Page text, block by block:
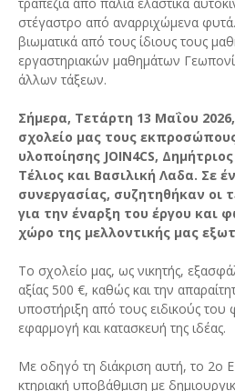
στέγαστρο από αναρριχώμενα
βιωματικά από τους ίδιους τους
εργαστηριακών μαθημάτων
άλλων τάξεων.
Σήμερα, Τετάρτη 13 Μαΐου
σχολείο μας τους
υλοποίησης JOIN4CS,
Τέλιος και Βασιλική Λαδα. Σε
συνεργασίας, συζητηθήκαν οι
για την έναρξη του έργου και
χώρο της μελλοντικής μας
Το σχολείο μας, ως νικητής,
αξίας 500 €, καθώς και την
υποστήριξη από τους ειδικούς του
εφαρμογή και κατασκευή της ιδέας.
Με οδηγό τη διάκριση αυτή, το 2ο
κτηριακή υποβάθμιση με